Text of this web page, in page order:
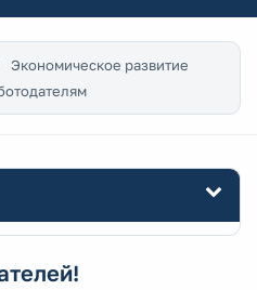
Экономическое развитие